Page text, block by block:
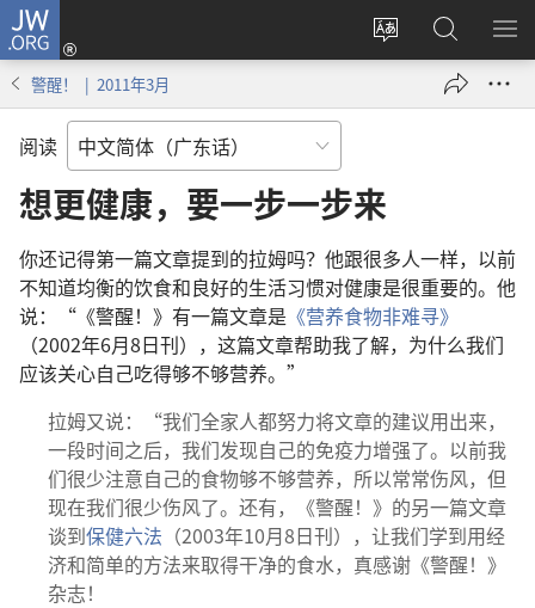
JW.ORG
更
登
录
（打
口）
搜
索
JW.ORG
显
警醒！ | 2011年3月
阅读
想更健康，要一步一步来
你还记得第一篇文章提到的拉姆吗？他跟很多人一样，以前
不知道均衡的饮食和良好的生活习惯对健康是很重要的。他
说：“《警醒！》有一篇文章是 《营养食物非难寻》
（2002年6月8日刊），这篇文章帮助我了解，为什么我们
应该关心自己吃得够不够营养。”
拉姆又说：“我们全家人都努力将文章的建议用出来，
一段时间之后，我们发现自己的免疫力增强了。以前我
们很少注意自己的食物够不够营养，所以常常伤风，但
现在我们很少伤风了。还有，《警醒！》的另一篇文章
谈到保健六法 （2003年10月8日刊），让我们学到用经
济和简单的方法来取得干净的食水，真感谢《警醒！》
杂志！